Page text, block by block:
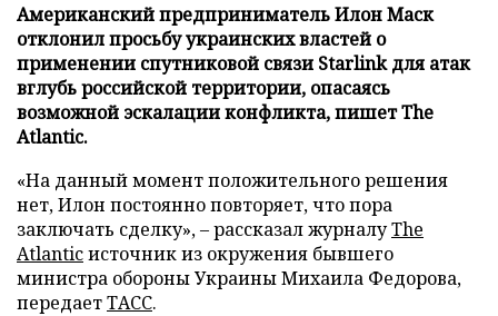
Американский предприниматель Илон Маск
отклонил просьбу украинских властей о
применении спутниковой связи Starlink для атак
вглубь российской территории, опасаясь
возможной эскалации конфликта, пишет The
Atlantic.
«На данный момент положительного решения
нет, Илон постоянно повторяет, что пора
заключать сделку», – рассказал журналуThe
Atlanticисточник из окружения бывшего
министра обороны Украины Михаила Федорова,
передаетТАСС.